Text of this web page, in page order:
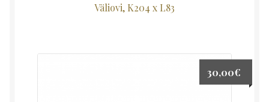
Väliovi, K204 x L83
30,00€